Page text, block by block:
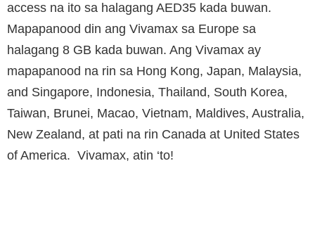
access na ito sa halagang AED35 kada buwan.
Mapapanood din ang Vivamax sa Europe sa
halagang 8 GB kada buwan. Ang Vivamax ay
mapapanood na rin sa Hong Kong, Japan, Malaysia,
and Singapore, Indonesia, Thailand, South Korea,
Taiwan, Brunei, Macao, Vietnam, Maldives, Australia,
New Zealand, at pati na rin Canada at United States
of America. Vivamax, atin ‘to!